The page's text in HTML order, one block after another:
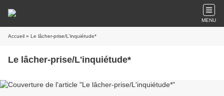
MENU
Accueil » Le lâcher-prise/L'inquiétude*
Le lâcher-prise/L'inquiétude*